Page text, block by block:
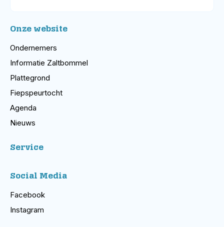
Onze website
Ondernemers
Informatie Zaltbommel
Plattegrond
Fiepspeurtocht
Agenda
Nieuws
Service
Social Media
Facebook
Instagram